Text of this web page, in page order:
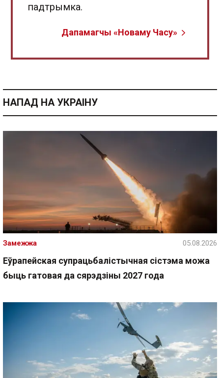
падтрымка.
Дапамагчы «Новаму Часу»
НАПАД НА УКРАІНУ
Еўрапейская супрацьбалістычная сістэма можа
быць гатовая да сярэдзіны 2027 года
Замежжа 05.08.2026